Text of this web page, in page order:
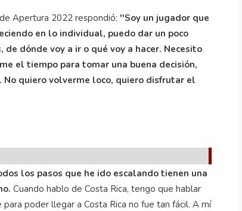
Apertura 2022 respondió: ''Soy un jugador que
en lo individual, puedo dar un poco
dónde voy a ir o qué voy a hacer. Necesito
el tiempo para tomar una buena decisión,
No quiero volverme loco, quiero disfrutar el
los pasos que he ido escalando tienen una
Cuando hablo de Costa Rica, tengo que hablar
poder llegar a Costa Rica no fue tan fácil. A mí